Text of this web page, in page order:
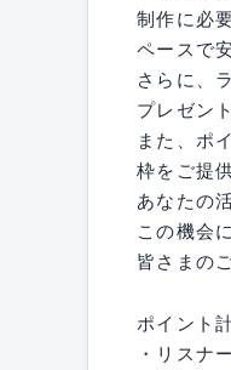
制作に必
ペースで
さらに、
プレゼント
また、ポ
枠をご提
あなたの
この機会
皆さまの
ポイント
・リスナ